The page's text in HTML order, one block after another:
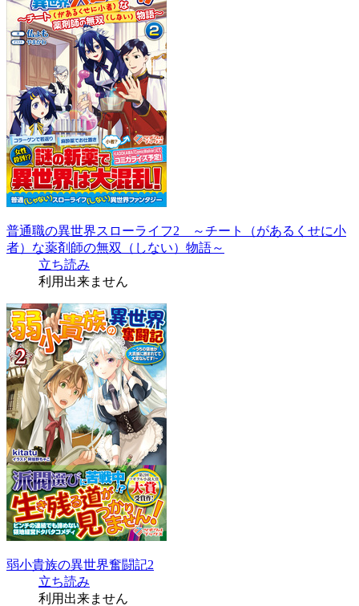
普通職の異世界スローライフ2 ～チート（があるくせに小
者）な薬剤師の無双（しない）物語～
立ち読み
利用出来ません
弱小貴族の異世界奮闘記2
立ち読み
利用出来ません